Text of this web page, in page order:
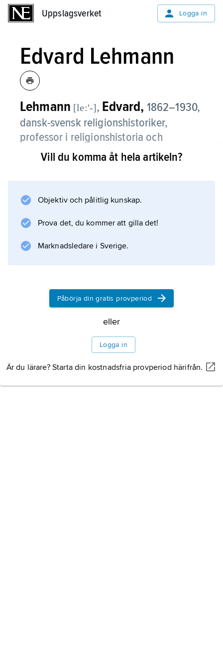
Uppslagsverket Logga in
Edvard Lehmann
Lehmann [le:ʹ-], Edvard, 1862–1930,
dansk-svensk religionshistoriker,
professor i religionshistoria och
religionsfilosofi i Berlin 1910–13, i
Orla Lehmann .
Edvard Lehmann förenade grundlig
bibelvetenskaplig skolning med filologiskt
underbyggt studium av både forniransk
begynnande seklets pedagogiska och kyrkliga
Information om artikeln
Vill du komma åt hela artikeln?
Objektiv och pålitlig kunskap.
Prova det, du kommer att gilla det!
Marknadsledare i Sverige.
Påbörja din gratis provperiod
eller
Logga in
Är du lärare? Starta din kostnadsfria provperiod härifrån.